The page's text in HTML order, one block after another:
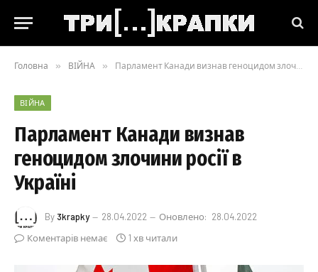
Головна » ВІЙНА » Парламент Канади визнав геноцидом злочини росії в Україні
ВІЙНА
Парламент Канади визнав
геноцидом злочини росії в
Україні
By 3krapky 28.04.2022 Оновлено: 28.04.2022
Коментарів немає
1 хв читали